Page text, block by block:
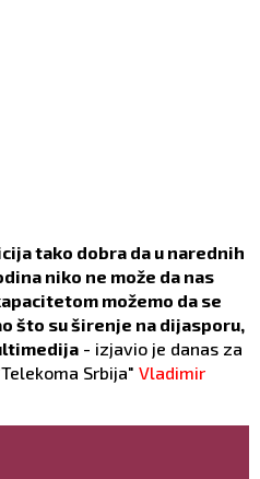
tako dobra da u narednih
niko ne može da nas
možemo da se
što su širenje na dijasporu,
- izjavio je danas za
Srbija" Vladimir